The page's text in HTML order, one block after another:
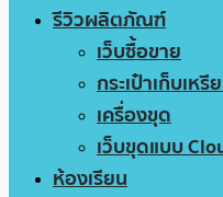
รีวิวผลิตภัณฑ์
เว็บซื้อขาย
กระเป๋าเก็บเห
เครื่องขุด
เว็บขุดแบบ
ห้องเรียน